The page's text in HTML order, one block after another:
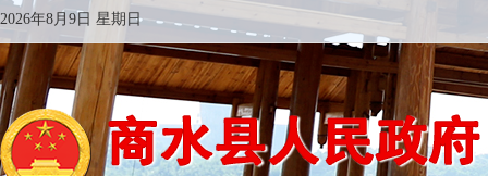
2026年8月9日 星期日